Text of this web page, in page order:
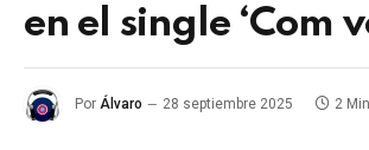
en el single ‘Com
Por Álvaro 28 septiembre 2025 2